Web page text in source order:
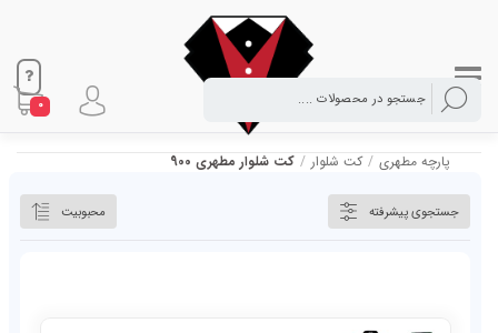
0
جستجوی پیشرفته محبوبیت
پارچه مطهری / کت شلوار / کت شلوار مطهری 900